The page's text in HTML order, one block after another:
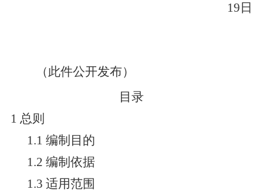
19 日
（此件公开发布）
目录
1 总则
1.1 编制目的
1.2 编制依据
1.3 适用范围